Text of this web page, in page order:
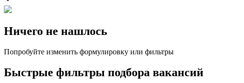
Ничего не нашлось
Попробуйте изменить формулировку или фильтры
Быстрые фильтры подбора вакансий